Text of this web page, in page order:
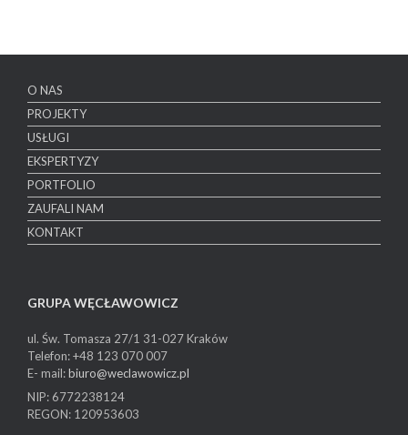
O NAS
PROJEKTY
USŁUGI
EKSPERTYZY
PORTFOLIO
ZAUFALI NAM
KONTAKT
GRUPA WĘCŁAWOWICZ
ul. Św. Tomasza 27/1 31-027 Kraków
Telefon: +48 123 070 007
E- mail:biuro@weclawowicz.pl
NIP: 6772238124
REGON: 120953603